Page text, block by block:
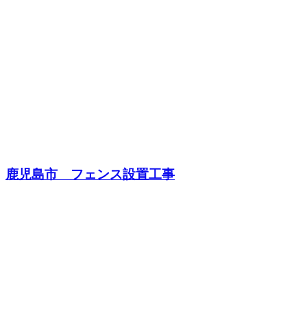
鹿児島市 フェンス設置工事